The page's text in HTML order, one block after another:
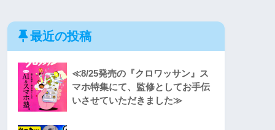
最近の投稿
≪8/25発売の『クロワッサン』ス
マホ特集にて、監修としてお手伝
いさせていただきました≫